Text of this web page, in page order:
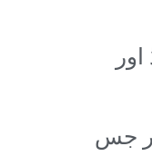
جس